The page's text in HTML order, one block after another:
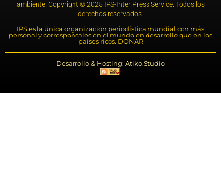
ambiente. Copyright © 2025 IPS-Inter Press Service. Todos los
derechos reservados.
IPS es la única organización periodística mundial con más
personal y corresponsales en el mundo en desarrollo que en los
países ricos. DONAR
Desarrollo & Hosting: Atiko.Studio